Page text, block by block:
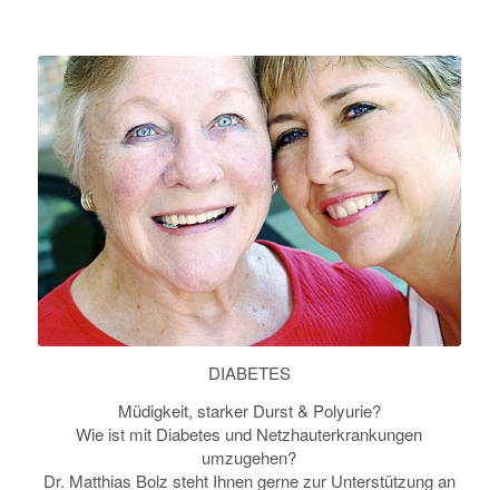
DIABETES
Müdigkeit, starker Durst & Polyurie?
Wie ist mit Diabetes und Netzhauterkrankungen
umzugehen?
Dr. Matthias Bolz steht Ihnen gerne zur Unterstützung an